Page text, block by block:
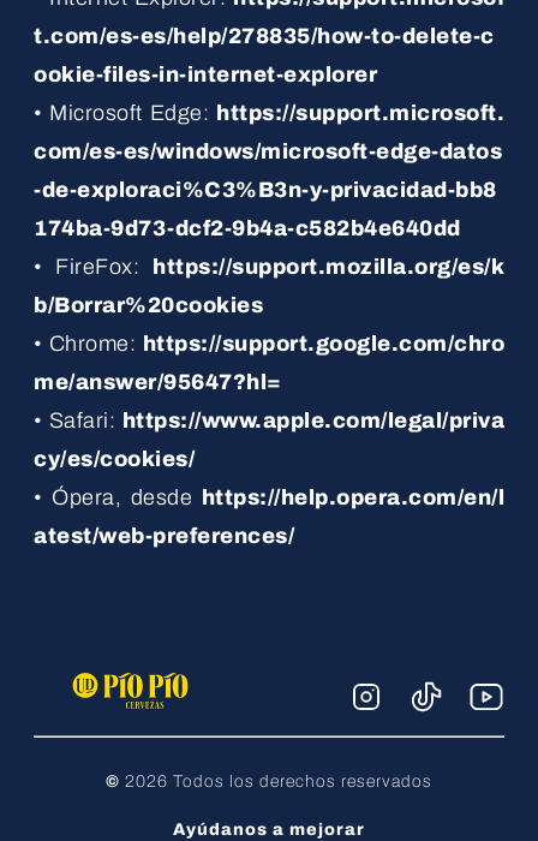
t.com/es-es/help/278835/how-to-delete-c
ookie-files-in-internet-explorer
• Microsoft Edge: https://support.microsoft.
com/es-es/windows/microsoft-edge-datos
-de-exploraci%C3%B3n-y-privacidad-bb8
174ba-9d73-dcf2-9b4a-c582b4e640dd
• FireFox:
https://support.mozilla.org/es/k
b/Borrar%20cookies
• Chrome: https://support.google.com/chro
me/answer/95647?hl=
• Safari: https://www.apple.com/legal/priva
cy/es/cookies/
• Ópera, desde
https://help.opera.com/en/l
atest/web-preferences/
© 2026 Todos los derechos reservados
Ayúdanos a mejorar